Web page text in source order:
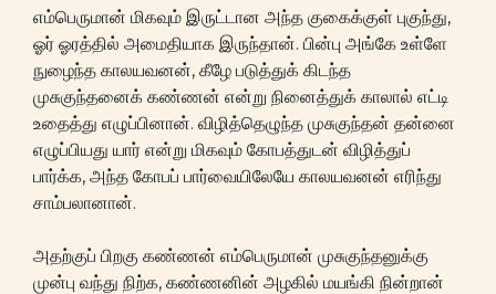
எம்பெருமான் மிகவும் இருட்டான அந்த குகைக்குள் புகுந்து,
ஓர் ஓரத்தில் அமைதியாக இருந்தான். பின்பு அங்கே உள்ளே
நுழைந்த காலயவனன், கீழே படுத்துக் கிடந்த
முசுகுந்தனைக் கண்ணன் என்று நினைத்துக் காலால் எட்டி
உதைத்து எழுப்பினான். விழித்தெழுந்த முசுகுந்தன் தன்னை
எழுப்பியது யார் என்று மிகவும் கோபத்துடன் விழித்துப்
பார்க்க, அந்த கோபப் பார்வையிலேயே காலயவனன் எரிந்து
சாம்பலானான்.
அதற்குப் பிறகு கண்ணன் எம்பெருமான் முசுகுந்தனுக்கு
முன்பு வந்து நிற்க, கண்ணனின் அழகில் மயங்கி நின்றான்